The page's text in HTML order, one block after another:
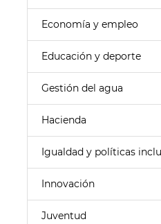
Economía y empleo
Educación y deporte
Gestión del agua
Hacienda
Igualdad y políticas
Innovación
Juventud